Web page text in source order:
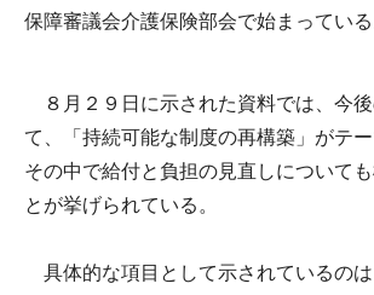
保障審議会介護保険部会で始まっている
８月２９日に示された資料では、今
て、「持続可能な制度の再構築」がテー
その中で給付と負担の見直しについて
とが挙げられている。
具体的な項目として示されているの